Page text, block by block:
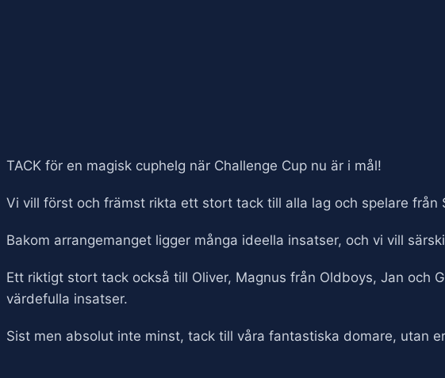
TACK för en magisk cuphelg när Challenge Cup nu är i mål!
Vi vill först och främst rikta ett stort tack till alla lag och spelare
Bakom arrangemanget ligger många ideella insatser, och vi vill
Ett riktigt stort tack också till Oliver, Magnus från Oldboys, Jan och
värdefulla insatser.
Sist men absolut inte minst, tack till våra fantastiska domare, utan